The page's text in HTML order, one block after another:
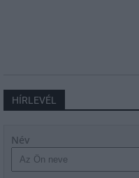
HÍRLEVÉL
Név